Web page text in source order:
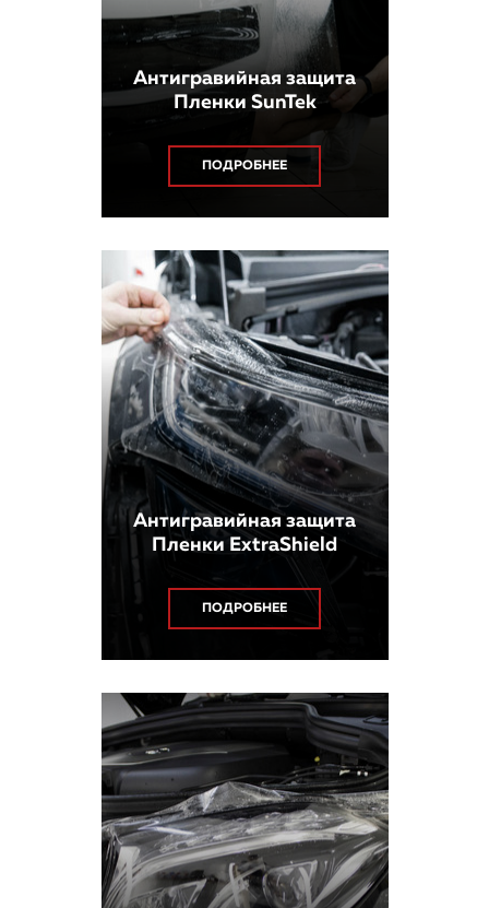
Антигравийная защита
Пленки SunTek
ПОДРОБНЕЕ
Антигравийная защита
Пленки ExtraShield
ПОДРОБНЕЕ